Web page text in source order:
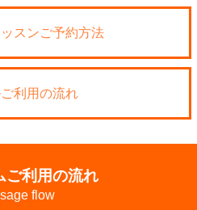
スンご予約方法
利用の流れ
ご利用の流れ
flow